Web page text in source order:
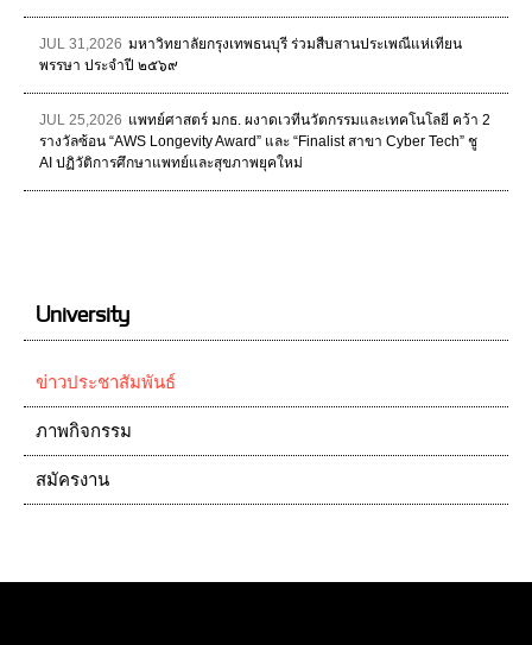
JUL 31,2026 มหาวิทยาลัยกรุงเทพธนบุรี ร่วมสืบสานประเพณีแห่เทียน
พรรษา ประจำปี ๒๕๖๙
JUL 25,2026 แพทย์ศาสตร์ มกธ. ผงาดเวทีนวัตกรรมและเทคโนโลยี คว้า 2
รางวัลซ้อน “AWS Longevity Award” และ “Finalist สาขา Cyber Tech” ชู
AI ปฏิวัติการศึกษาแพทย์และสุขภาพยุคใหม่
University
ข่าวประชาสัมพันธ์
ภาพกิจกรรม
สมัครงาน